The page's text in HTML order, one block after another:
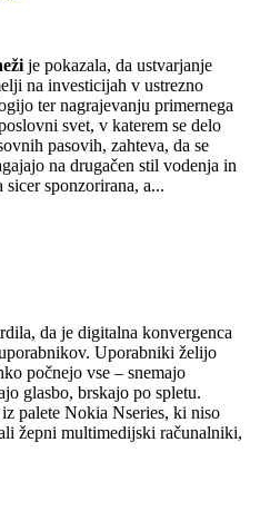
je pokazala, da ustvarjanje
na investicijah v ustrezno
ter nagrajevanju primernega
svet, v katerem se delo
pasovih, zahteva, da se
na drugačen stil vodenja in
sponzorirana, a...
da je digitalna konvergenca
Uporabniki želijo
počnejo vse – snemajo
glasbo, brskajo po spletu.
palete Nokia Nseries, ki niso
žepni multimedijski računalniki,